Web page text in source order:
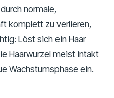
normale,
komplett zu verlieren,
Löst sich ein Haar
Haarwurzel meist intakt
Wachstumsphase ein.